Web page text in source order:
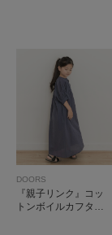
DOORS
『親子リンク』コッ
トンボイルカフタン